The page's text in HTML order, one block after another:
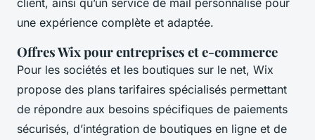
une expérience complète et adaptée.
Offres Wix pour entreprises et e-commerce
Pour les sociétés et les boutiques sur le net, Wix
propose des plans tarifaires spécialisés permettant
de répondre aux besoins spécifiques de paiements
sécurisés, d’intégration de boutiques en ligne et de